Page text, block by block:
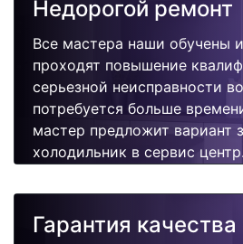
Недорогой ремонт
Все мастера наши обучены
проходят повышение
серьезной неисправности
потребуется больше
мастер предложит вариант
холодильник в сервис центр.
Гарантия качества